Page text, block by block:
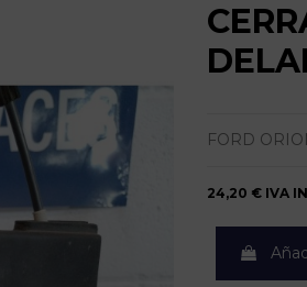
FORD
24,20 € IVA